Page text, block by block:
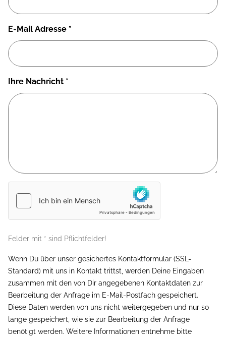
E-Mail Adresse *
Ihre Nachricht *
Felder mit * sind Pflichtfelder!
Wenn Du über unser gesichertes Kontaktformular (SSL-
Standard) mit uns in Kontakt trittst, werden Deine Eingaben
zusammen mit den von Dir angegebenen Kontaktdaten zur
Bearbeitung der Anfrage im E-Mail-Postfach gespeichert.
Diese Daten werden von uns nicht weitergegeben und nur so
lange gespeichert, wie sie zur Bearbeitung der Anfrage
benötigt werden. Weitere Informationen entnehme bitte